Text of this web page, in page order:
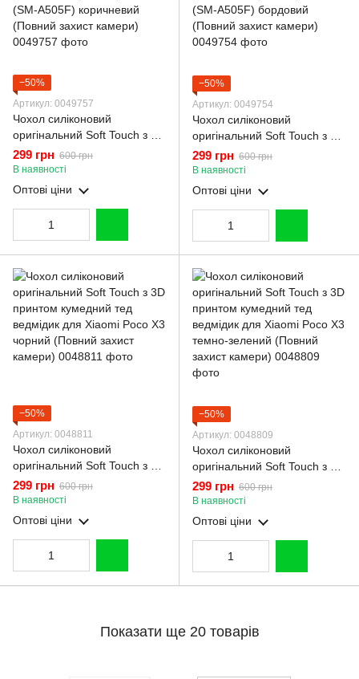
−50%
Артикул: 0049757
Чохол силіконовий
оригінальний Soft Touch з 3D
принтом чарівна мінні маус
для Samsung Galaxy A50
(SM-A505F) коричневий
(Повний захист камери)
299 грн 600 грн
В наявності
Оптові ціни
−50%
Артикул: 0049754
Чохол силіконовий
оригінальний Soft Touch з 3D
принтом чарівна мінні маус
для Samsung Galaxy A50
(SM-A505F) бордовий
(Повний захист камери)
299 грн 600 грн
В наявності
Оптові ціни
−50%
Артикул: 0048811
Чохол силіконовий
оригінальний Soft Touch з 3D
принтом кумедний тед
ведмідик для Xiaomi Poco X3
чорний (Повний захист
299 грн 600 грн
В наявності
Оптові ціни
−50%
Артикул: 0048809
Чохол силіконовий
оригінальний Soft Touch з 3D
принтом кумедний тед
ведмідик для Xiaomi Poco X3
темно-зелений (Повний
захист камери)
299 грн 600 грн
В наявності
Оптові ціни
Показати ще 20 товарів